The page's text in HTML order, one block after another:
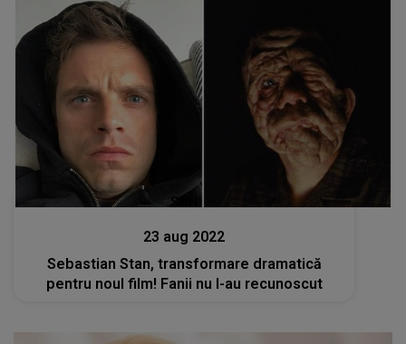
Stiri
23 aug 2022
Sebastian Stan, transformare dramatică
pentru noul film! Fanii nu l-au recunoscut